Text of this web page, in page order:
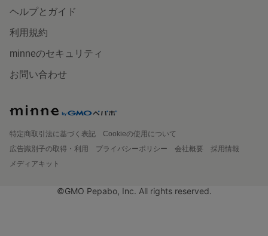
ヘルプとガイド
利用規約
minneのセキュリティ
お問い合わせ
特定商取引法に基づく表記
Cookieの使用について
広告識別子の取得・利用
プライバシーポリシー 会社概要
採用情報
メディアキット
©GMO Pepabo, Inc. All rights reserved.